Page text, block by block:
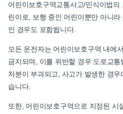
어린이보호구역교통사고/민식이법의
린이로, 보행 중인 어린이뿐만 아니
인 경우도 포함됩니다.
모든 운전자는 어린이보호구역 내에
금지되며, 이를 위반할 경우 도로교
처분이 부과되고, 사고가 발생한 경
습니다.
또한, 어린이보호구역으로 지정된 시